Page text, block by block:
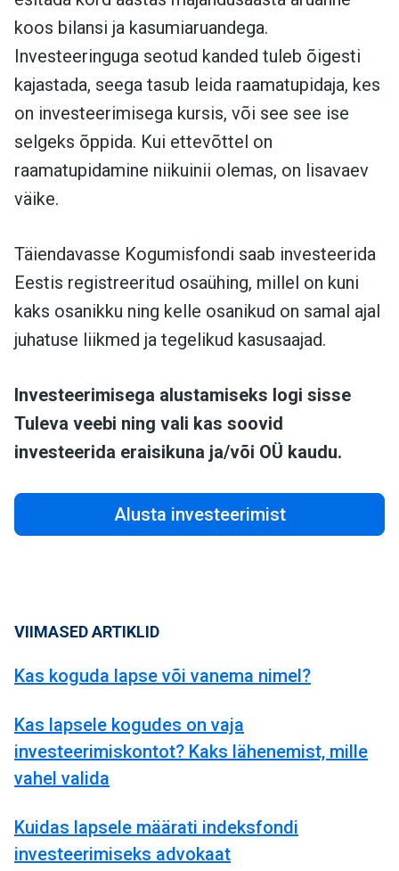
koos bilansi ja kasumiaruandega.
Investeeringuga seotud kanded tuleb õigesti
kajastada, seega tasub leida raamatupidaja, kes
on investeerimisega kursis, või see see ise
selgeks õppida. Kui ettevõttel on
raamatupidamine niikuinii olemas, on lisavaev
väike.
Täiendavasse Kogumisfondi saab investeerida
Eestis registreeritud osaühing, millel on kuni
kaks osanikku ning kelle osanikud on samal ajal
juhatuse liikmed ja tegelikud kasusaajad.
Investeerimisega alustamiseks logi sisse
Tuleva veebi ning vali kas soovid
investeerida eraisikuna ja/või OÜ kaudu.
Alusta investeerimist
VIIMASED ARTIKLID
Kas koguda lapse või vanema nimel?
Kas lapsele kogudes on vaja
investeerimiskontot? Kaks lähenemist, mille
vahel valida
Kuidas lapsele määrati indeksfondi
investeerimiseks advokaat